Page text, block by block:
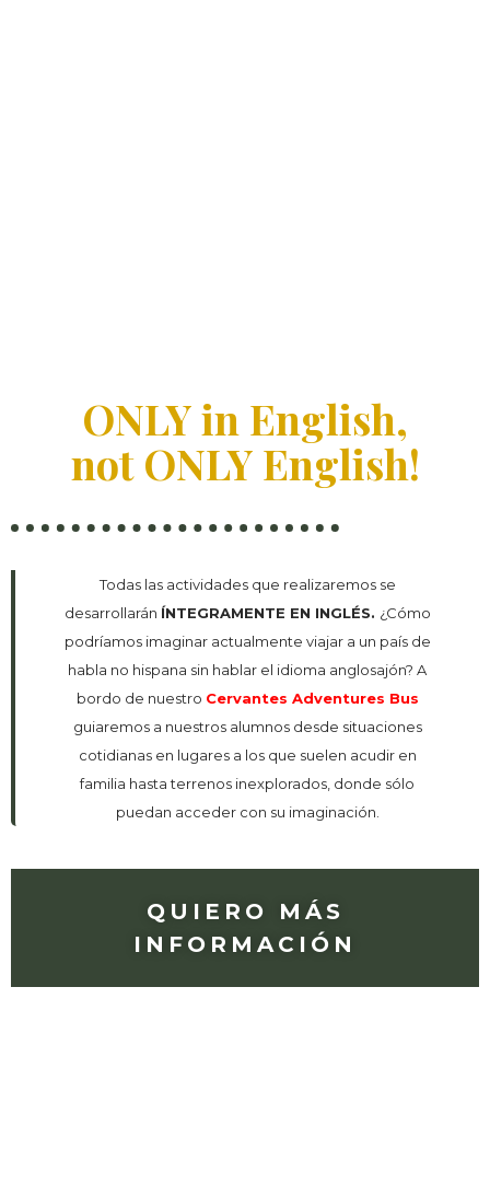
ONLY in English,
not ONLY English!
Todas las actividades que realizaremos se
desarrollarán ÍNTEGRAMENTE EN INGLÉS. ¿Cómo
podríamos imaginar actualmente viajar a un país de
habla no hispana sin hablar el idioma anglosajón? A
bordo de nuestro Cervantes Adventures Bus
guiaremos a nuestros alumnos desde situaciones
cotidianas en lugares a los que suelen acudir en
familia hasta terrenos inexplorados, donde sólo
puedan acceder con su imaginación.
QUIERO MÁS
INFORMACIÓN